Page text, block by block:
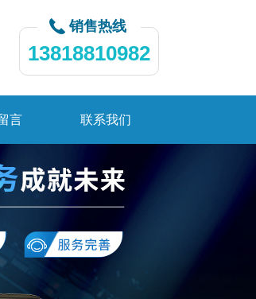
销售热线
13818810982
言 联系我们